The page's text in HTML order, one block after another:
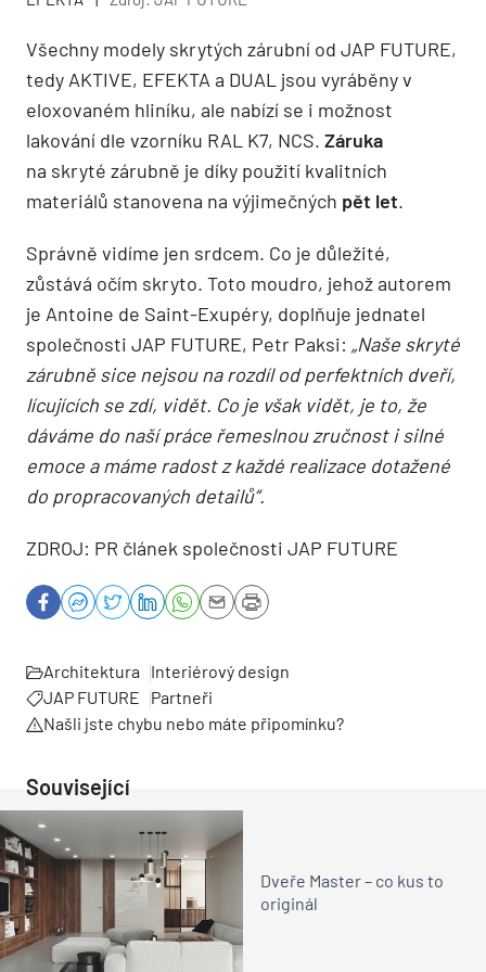
Všechny modely skrytých zárubní od JAP FUTURE,
tedy AKTIVE, EFEKTA a DUAL jsou vyráběny v
eloxovaném hliníku, ale nabízí se i možnost
lakování dle vzorníku RAL K7, NCS. Záruka
na skryté zárubně je díky použití kvalitních
materiálů stanovena na výjimečných pět let.
Správně vidíme jen srdcem. Co je důležité,
zůstává očím skryto. Toto moudro, jehož autorem
je Antoine de Saint-Exupéry, doplňuje jednatel
společnosti JAP FUTURE, Petr Paksi: „Naše skryté
zárubně sice nejsou na rozdíl od perfektních dveří,
lícujících se zdí, vidět. Co je však vidět, je to, že
dáváme do naší práce řemeslnou zručnost i silné
emoce a máme radost z každé realizace dotažené
do propracovaných detailů“.
ZDROJ: PR článek společnosti JAP FUTURE
Architektura
Interiérový design
JAP FUTURE
Partneři
Našli jste chybu nebo máte připomínku?
Související
Dveře Master – co kus to
originál